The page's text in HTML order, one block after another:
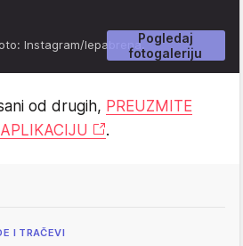
Pogledaj
fotogaleriju
Instagram/lepabrena,
od drugih, PREUZMITE
.
I TRAČEVI